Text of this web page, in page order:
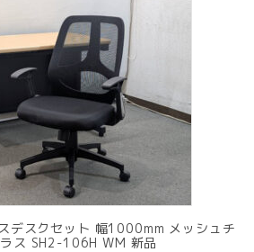
デスクセット 幅1000mm メッシュチ
ス SH2-106H WM 新品